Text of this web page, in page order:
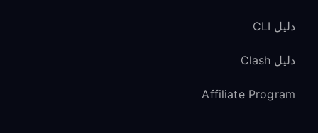
دليل CLI
دليل Clash
Affiliate Program